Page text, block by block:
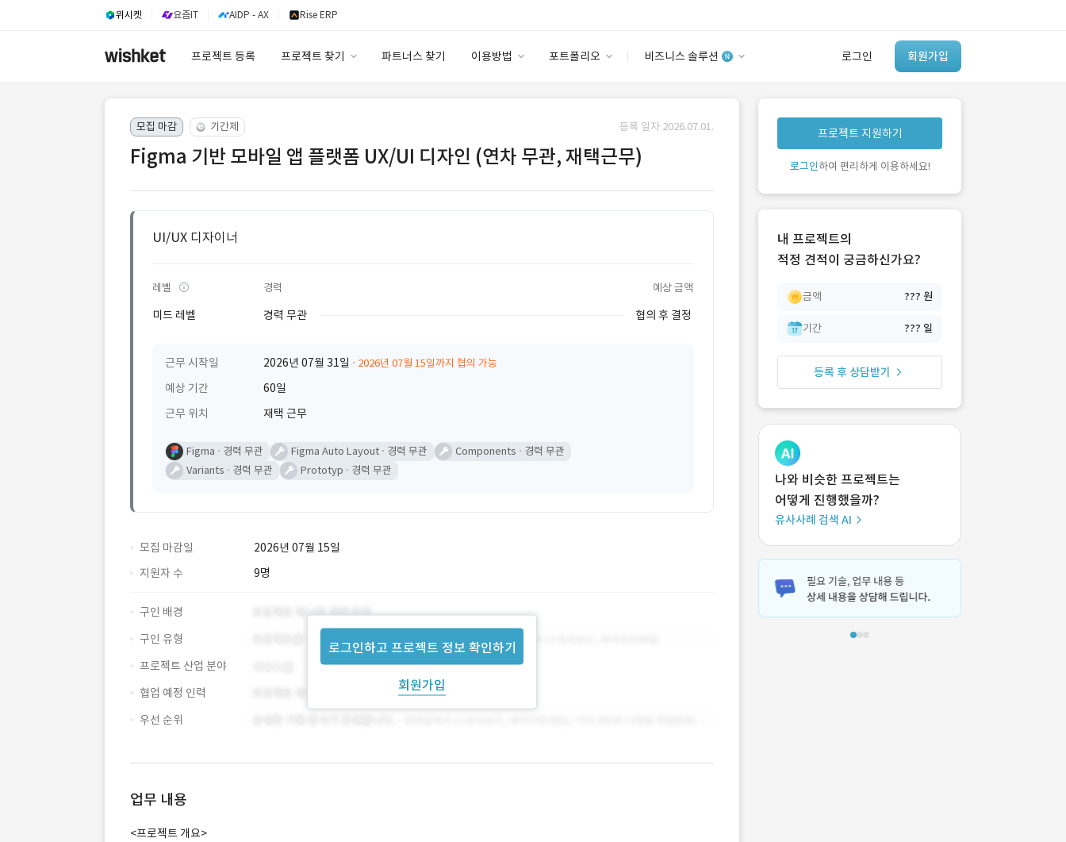
위시켓 요즘IT AIDP - AX Rise ERP
프로젝트 등록 프로젝트 찾기 파트너스 찾기 이용방법 포트폴리오 비즈니스 솔루션 로그인 회원가입
이용요금
고객센터
안심 코드 케어
유사사례 검색 AI
‘이런 거’ 만들어본
개발 회사 있어?
모집 마감 기간제 등록 일자 2026.07.01.
Figma 기반 모바일 앱 플랫폼 UX/UI 디자인 (연차 무관, 재택근무)
UI/UX 디자이너
레벨 경력 예상 금액
미드 레벨 경력 무관 협의 후 결정
근무 시작일 2026년 07월 31일 2026년 07월 15일까지 협의 가능
예상 기간
60일
근무 위치
재택 근무
Figma 경력 무관 Figma Auto Layout 경력 무관 Components
경력 무관
Variants
경력 무관 Prototyp 경력 무관
모집 마감일
2026년 07월 15일
지원자 수
9명
로그인하고 프로젝트 정보 확인하기
회원가입
구인 배경
구인 유형
프로젝트 산업 분야
협업 예정 인력
우선 순위
업무 내용
<프로젝트 개요>
프로젝트 지원하기
로그인하여 편리하게 이용하세요!
내 프로젝트의
적정 견적이 궁금하신가요?
금액 ??? 원
기간 ??? 일
등록 후 상담받기
나와 비슷한 프로젝트는
어떻게 진행했을까?
유사사례 검색 AI